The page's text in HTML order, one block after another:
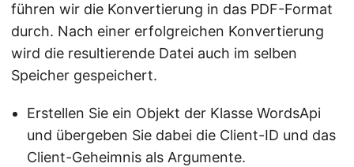
führen wir die Konvertierung in das PDF-Format
durch. Nach einer erfolgreichen Konvertierung
wird die resultierende Datei auch im selben
Speicher gespeichert.
Erstellen Sie ein Objekt der Klasse WordsApi
und übergeben Sie dabei die Client-ID und das
Client-Geheimnis als Argumente.